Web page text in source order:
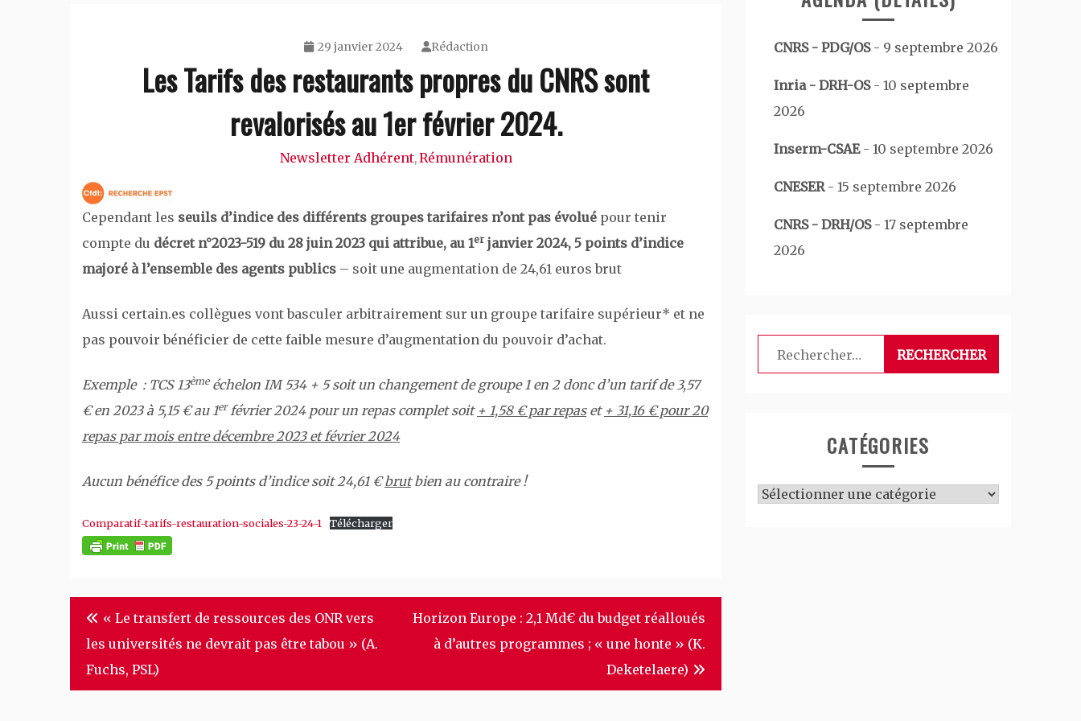
29 janvier 2024 Rédaction
Les Tarifs des restaurants propres du CNRS sont
revalorisés au 1er février 2024.
Newsletter Adhérent,Rémunération
Cependant les seuils d’indice des différents groupes tarifaires n’ont pas évolué pour tenir
compte du décret n°2023-519 du 28 juin 2023 qui attribue, au 1erjanvier 2024, 5 points d’indice
majoré à l’ensemble des agents publics – soit une augmentation de 24,61 euros brut
Aussi certain.es collègues vont basculer arbitrairement sur un groupe tarifaire supérieur* et ne
pas pouvoir bénéficier de cette faible mesure d’augmentation du pouvoir d’achat.
Exemple : TCS 13èmeéchelon IM 534 + 5 soit un changement de groupe 1 en 2 donc d’un tarif de 3,57
€ en 2023 à 5,15 € au 1erfévrier 2024 pour un repas complet soit + 1,58 € par repaset + 31,16 € pour 20
repas par mois entre décembre 2023 et février 2024
Aucun bénéfice des 5 points d’indice soit 24,61 €brutbien au contraire !
Comparatif-tarifs-restauration-sociales-23-24-1 Télécharger
Navigation
l’article
« Le transfert de ressources des ONR vers
les universités ne devrait pas être tabou » (A.
Fuchs, PSL)
Horizon Europe : 2,1 Md€ du budget réalloués
à d’autres programmes ; « une honte » (K.
Deketelaere)
CNRS - PDG/OS- 9 septembre 2026
Inria - DRH-OS- 10 septembre
2026
Inserm-CSAE- 10 septembre 2026
CNESER- 15 septembre 2026
CNRS - DRH/OS- 17 septembre
2026
Rechercher :
CATÉGORIES
Catégories